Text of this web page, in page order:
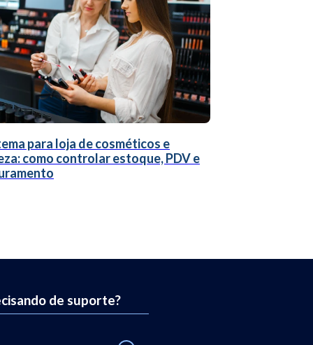
para loja de cosméticos e
como controlar estoque, PDV e
de suporte?